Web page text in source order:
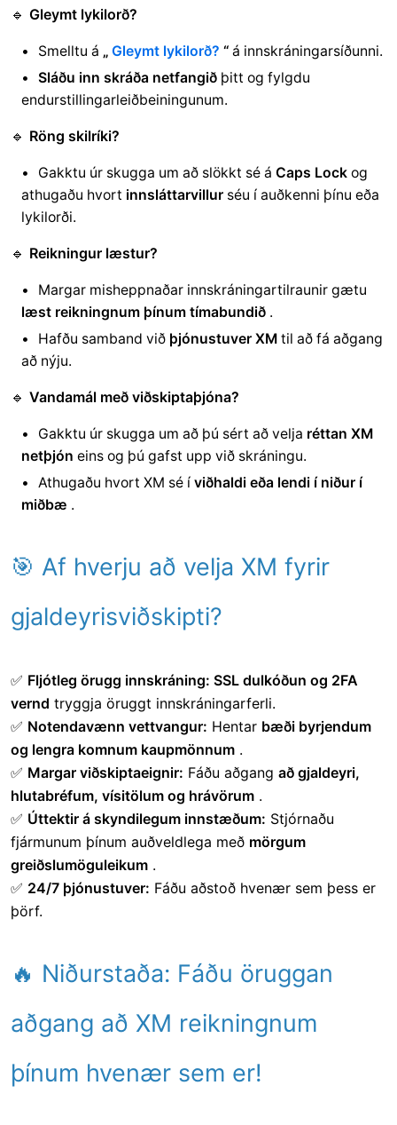
🔹 Gleymt lykilorð?
Smelltu á „ Gleymt lykilorð? “ á innskráningarsíðunni.
Sláðu inn skráða netfangið þitt og fylgdu
endurstillingarleiðbeiningunum.
🔹 Röng skilríki?
Gakktu úr skugga um að slökkt sé á Caps Lock og
athugaðu hvort innsláttarvillur séu í auðkenni þínu eða
lykilorði.
🔹 Reikningur læstur?
Margar misheppnaðar innskráningartilraunir gætu
læst reikningnum þínum tímabundið .
Hafðu samband við þjónustuver XM til að fá aðgang
að nýju.
🔹 Vandamál með viðskiptaþjóna?
Gakktu úr skugga um að þú sért að velja réttan XM
netþjón eins og þú gafst upp við skráningu.
Athugaðu hvort XM sé í viðhaldi eða lendi í niður í
miðbæ .
🎯 Af hverju að velja XM fyrir
gjaldeyrisviðskipti?
✅ Fljótleg örugg innskráning: SSL dulkóðun og 2FA
vernd tryggja öruggt innskráningarferli.
✅ Notendavænn vettvangur: Hentar bæði byrjendum
og lengra komnum kaupmönnum .
✅ Margar viðskiptaeignir: Fáðu aðgang að gjaldeyri,
hlutabréfum, vísitölum og hrávörum .
✅ Úttektir á skyndilegum innstæðum: Stjórnaðu
fjármunum þínum auðveldlega með mörgum
greiðslumöguleikum .
✅ 24/7 þjónustuver: Fáðu aðstoð hvenær sem þess er
þörf.
🔥 Niðurstaða: Fáðu öruggan
aðgang að XM reikningnum
þínum hvenær sem er!